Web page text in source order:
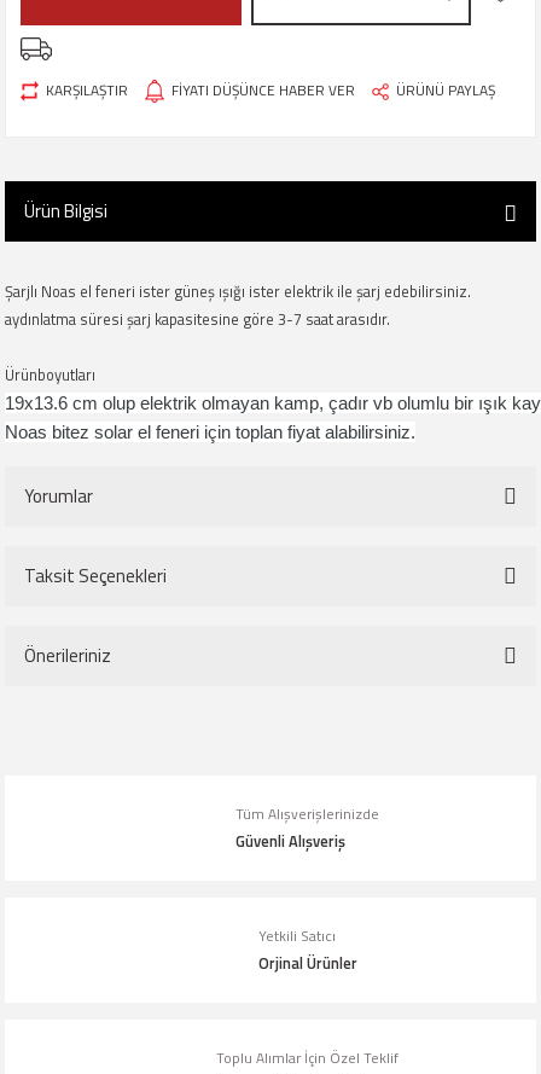
KARŞILAŞTIR FİYATI DÜŞÜNCE HABER VER ÜRÜNÜ PAYLAŞ
Ürün Bilgisi
Şarjlı Noas el feneri ister güneş ışığı ister elektrik ile şarj edebilirsiniz.
aydınlatma süresi şarj kapasitesine göre 3-7 saat arasıdır.
Ürünboyutları
19x13.6 cm olup elektrik olmayan kamp, çadır vb olumlu bir ışık
Noas bitez solar el feneri için toplan fiyat alabilirsiniz.
Yorumlar
Taksit Seçenekleri
Önerileriniz
Görüş ve önerileriniz için teşekkür ederiz.
Ürün açıklamasında eksik bilgiler bulunuyor.
Ürün bilgilerinde hatalar bulunuyor.
Tüm Alışverişlerinizde
Güvenli Alışveriş
Yetkili Satıcı
Orjinal Ürünler
Toplu Alımlar İçin Özel Teklif